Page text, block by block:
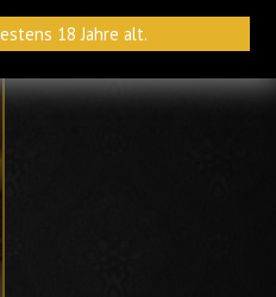
18 Jahre alt.